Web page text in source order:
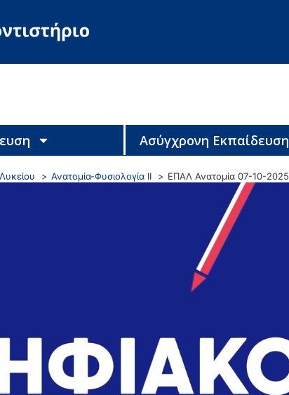
Ασύγχρονη Εκπαίδευση
Ανατομία-Φυσιολογία ΙΙ ΕΠΑΛ Ανατομία 07-10-2025